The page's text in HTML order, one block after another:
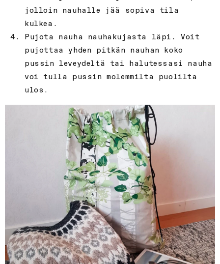
jolloin nauhalle jää sopiva tila
kulkea.
Pujota nauha nauhakujasta läpi. Voit
pujottaa yhden pitkän nauhan koko
pussin leveydeltä tai halutessasi nauha
voi tulla pussin molemmilta puolilta
ulos.